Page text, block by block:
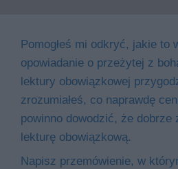
Pomogłeś mi odkryć, jakie to
opowiadanie o przeżytej z
lektury obowiązkowej
zrozumiałeś, co naprawdę
powinno dowodzić, że dobrze
lekturę obowiązkową.
Napisz przemówienie, w